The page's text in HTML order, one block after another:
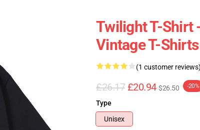
Twilight T-Shirt
Vintage T-Shirts
(1 customer
£26.17 £20.94 $26.50 -20%
Type
Unisex